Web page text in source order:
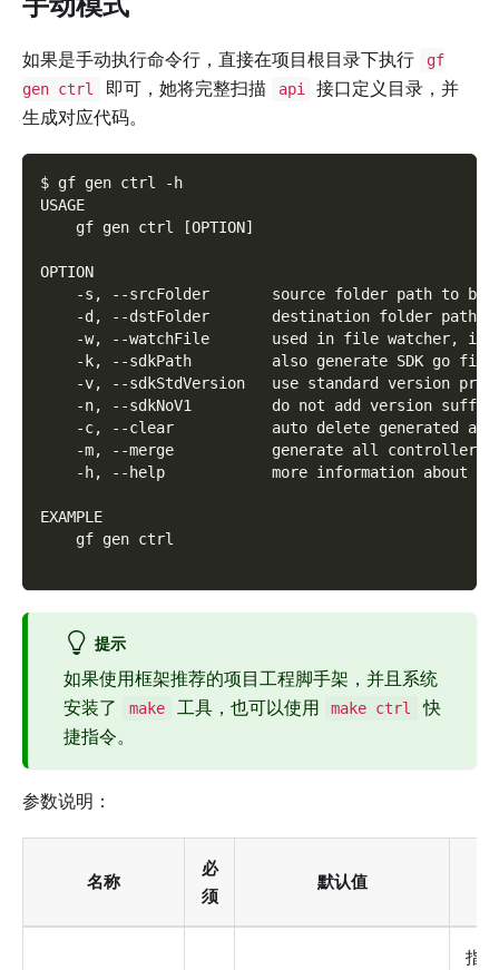
如果是手动执行命令行，直接在项目根目录下执行
gf
gen ctrl
即可，她将完整扫描 api
接口定义目录，并
生成对应代码。
$ gf gen ctrl -h
USAGE
    gf gen ctrl [OPTION]
OPTION
-s, --srcFolder       source folder path to be
-d, --dstFolder       destination folder path
-w, --watchFile       used in file watcher,
-k, --sdkPath         also generate SDK go
-v, --sdkStdVersion   use standard version
-n, --sdkNoV1         do not add version
-c, --clear           auto delete generated
-m, --merge           generate all controller
-h, --help            more information about
EXAMPLE
    gf gen ctrl
提示
如果使用框架推荐的项目工程脚手架，并且系统
安装了
make 工具，也可以使用 make ctrl
快
捷指令。
参数说明：
名称
必
须
默认值
指